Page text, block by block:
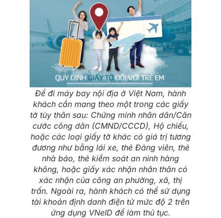
Để đi máy bay nội địa ở Việt Nam, hành
khách cần mang theo một trong các giấy
tờ tùy thân sau: Chứng minh nhân dân/Căn
cước công dân (CMND/CCCD), Hộ chiếu,
hoặc các loại giấy tờ khác có giá trị tương
đương như bằng lái xe, thẻ Đảng viên, thẻ
nhà báo, thẻ kiểm soát an ninh hàng
không, hoặc giấy xác nhận nhân thân có
xác nhận của công an phường, xã, thị
trấn. Ngoài ra, hành khách có thể sử dụng
tài khoản định danh điện tử mức độ 2 trên
ứng dụng VNeID để làm thủ tục.